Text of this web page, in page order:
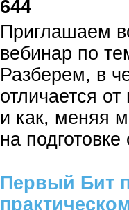
644
Приглашаем
вебинар по
Разберем, в
отличается
и как, меняя
на
Первый Бит